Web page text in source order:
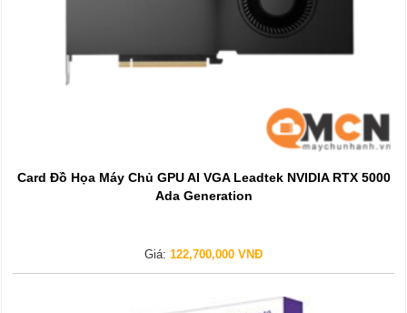
Card Đồ Họa Máy Chủ GPU AI VGA Leadtek NVIDIA RTX 5000
Ada Generation
Giá: 122,700,000 VNĐ